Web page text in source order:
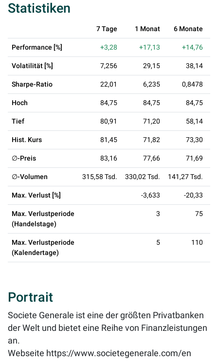
Statistiken
7 Tage 1 Monat 6 Monate
Performance [%] +3,28 +17,13 +14,76
Volatilität [%] 7,256 29,15 38,14
Sharpe-Ratio 22,01 6,235 0,8478
Hoch 84,75 84,75 84,75
Tief 80,91 71,20 58,14
Hist. Kurs 81,45 71,82 73,30
∅-Preis 83,16 77,66 71,69
∅-Volumen 315,58 Tsd. 330,02 Tsd. 141,27 Tsd.
Max. Verlust [%] -3,633 -20,33
Max. Verlustperiode
(Handelstage)
3 75
Max. Verlustperiode
(Kalendertage)
5 110
Portrait
Societe Generale ist eine der größten Privatbanken
der Welt und bietet eine Reihe von Finanzleistungen
an.
Webseite https://www.societegenerale.com/en